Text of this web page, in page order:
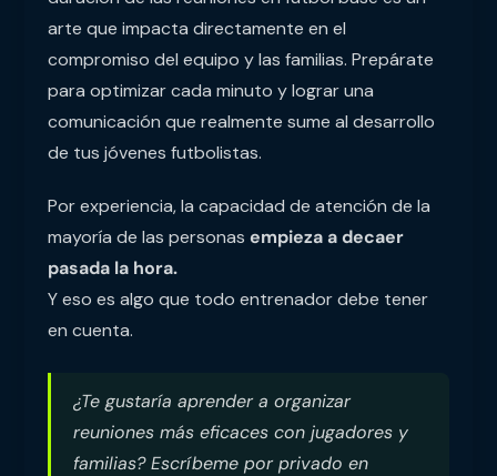
arte que impacta directamente en el
compromiso del equipo y las familias. Prepárate
para optimizar cada minuto y lograr una
comunicación que realmente sume al desarrollo
de tus jóvenes futbolistas.
Por experiencia, la capacidad de atención de la
mayoría de las personas empieza a decaer
pasada la hora.
Y eso es algo que todo entrenador debe tener
en cuenta.
¿Te gustaría aprender a organizar
reuniones más eficaces con jugadores y
familias? Escríbeme por privado en